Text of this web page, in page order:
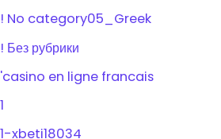
! No category05_Greek
! Без рубрики
'casino en ligne francais
1
1-xbeti18034